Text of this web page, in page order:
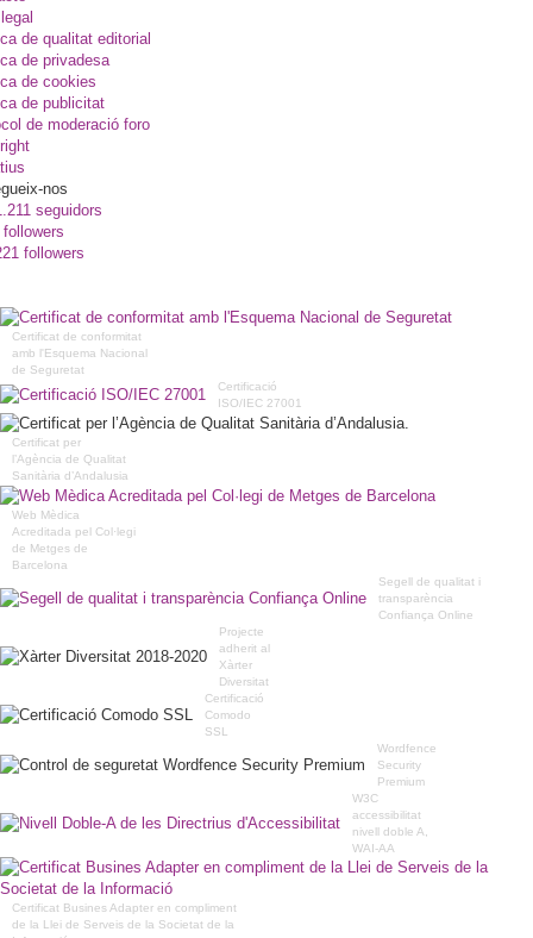
de qualitat editorial
de privadesa
de cookies
de publicitat
de moderació foro
nos
seguidors
followers
followers
Certificat de conformitat
amb l'Esquema Nacional
de Seguretat
Certificació
ISO/IEC 27001
Certificat per
l’Agència de Qualitat
Sanitària d’Andalusia
Web Mèdica
Acreditada pel Col·legi
de Metges de
Barcelona
Segell de qualitat i
transparència
Confiança Online
Projecte
adherit al
Xàrter
Diversitat
Certificació
Comodo
SSL
Wordfence
Security
Premium
W3C
accessibilitat
nivell doble A,
WAI-AA
Certificat Busines Adapter en compliment
de la Llei de Serveis de la Societat de la